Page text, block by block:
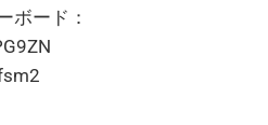
ボード：